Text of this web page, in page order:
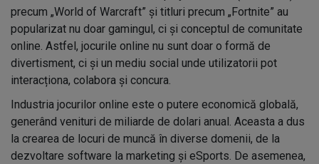
precum „World of Warcraft” și titluri precum „Fortnite” au
popularizat nu doar gamingul, ci și conceptul de comunitate
online. Astfel, jocurile online nu sunt doar o formă de
divertisment, ci și un mediu social unde utilizatorii pot
interacționa, colabora și concura.
Industria jocurilor online este o putere economică globală,
generând venituri de miliarde de dolari anual. Aceasta a dus
la crearea de locuri de muncă în diverse domenii, de la
dezvoltare software la marketing și eSports. De asemenea,